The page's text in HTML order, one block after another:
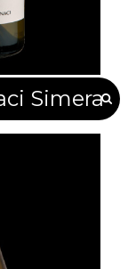
Simera